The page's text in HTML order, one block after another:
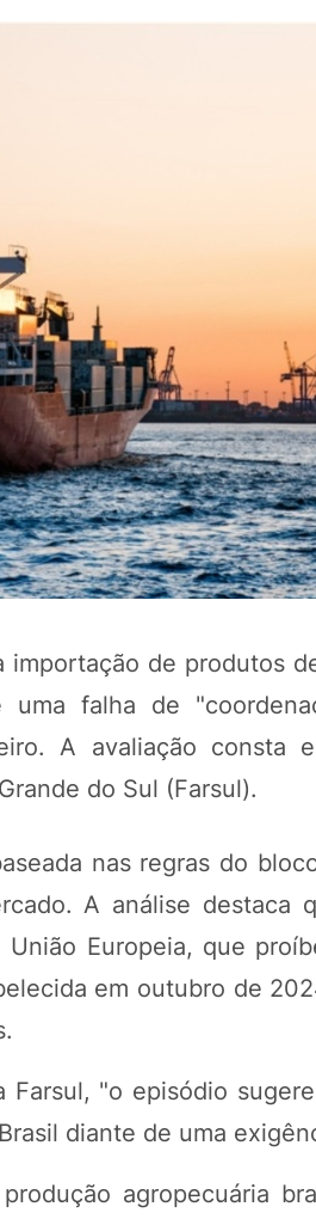
de produtos
falha de
A avaliação consta
do Sul (Farsul).
nas regras do
A análise destaca
Europeia, que
em outubro de
Farsul, "o episódio
diante de uma
agropecuária